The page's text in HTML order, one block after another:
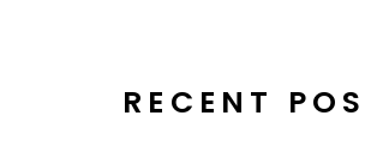
RECENT